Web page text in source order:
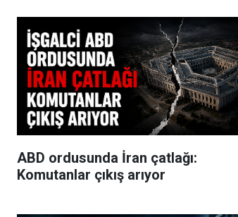
ABD ordusunda İran çatlağı:
Komutanlar çıkış arıyor